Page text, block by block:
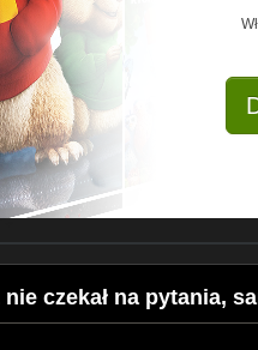
czekał na pytania,